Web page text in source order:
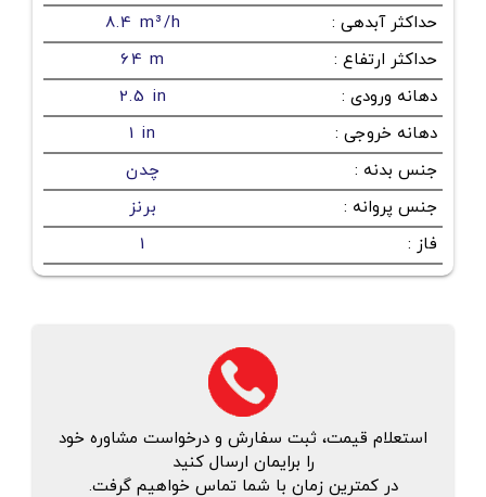
حداکثر آبدهی :
8.4 m³/h
حداکثر ارتفاع :
64 m
دهانه ورودی :
2.5 in
دهانه خروجی :
1 in
جنس بدنه :
چدن
جنس پروانه :
برنز
فاز :
1
استعلام قیمت، ثبت سفارش و درخواست مشاوره خود
را برایمان ارسال کنید
در کمترین زمان با شما تماس خواهیم گرفت.